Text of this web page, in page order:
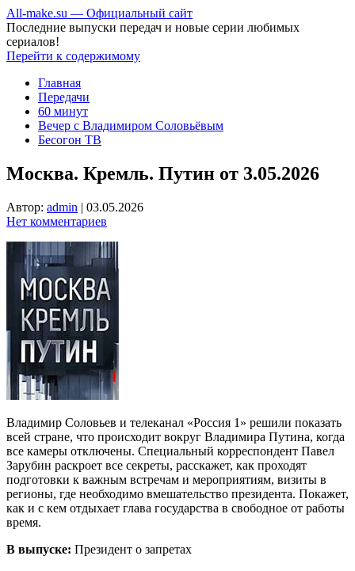
All-make.su — Официальный сайт
Последние выпуски передач и новые серии любимых
сериалов!
Перейти к содержимому
Главная
Передачи
60 минут
Вечер с Владимиром Соловьёвым
Бесогон ТВ
Москва. Кремль. Путин от 3.05.2026
Автор: admin | 03.05.2026
Нет комментариев
Владимир Соловьев и телеканал «Россия 1» решили показать
всей стране, что происходит вокруг Владимира Путина, когда
все камеры отключены. Специальный корреспондент Павел
Зарубин раскроет все секреты, расскажет, как проходят
подготовки к важным встречам и мероприятиям, визиты в
регионы, где необходимо вмешательство президента. Покажет,
как и с кем отдыхает глава государства в свободное от работы
время.
В выпуске: Президент о запретах